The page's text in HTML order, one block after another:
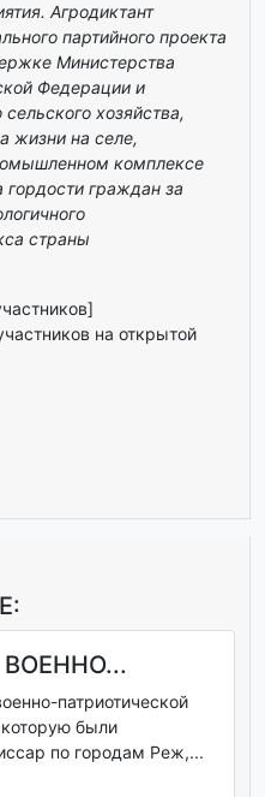
Агродиктант
партийного проекта
Министерства
Федерации и
хозяйства,
жизни на селе,
комплексе
гордости граждан за
страны
на открытой
патриотической
были
по городам Реж,...